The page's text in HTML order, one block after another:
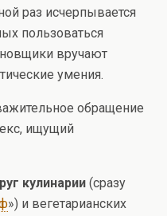
раз исчерпывается
пользоваться
вручают
умения.
обращение
ищущий
кулинарии (сразу
») и вегетарианских